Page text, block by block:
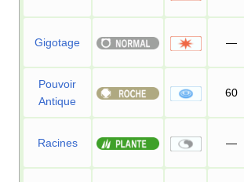
Gigotage —
Pouvoir
Antique
60
Racines —